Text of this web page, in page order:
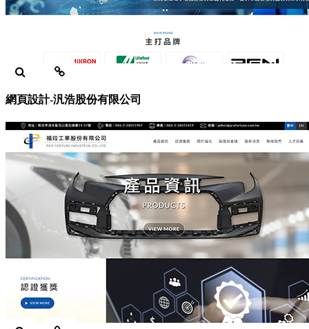
網頁設計-汎浩股份有限公司